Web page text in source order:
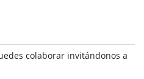
colaborar invitándonos a